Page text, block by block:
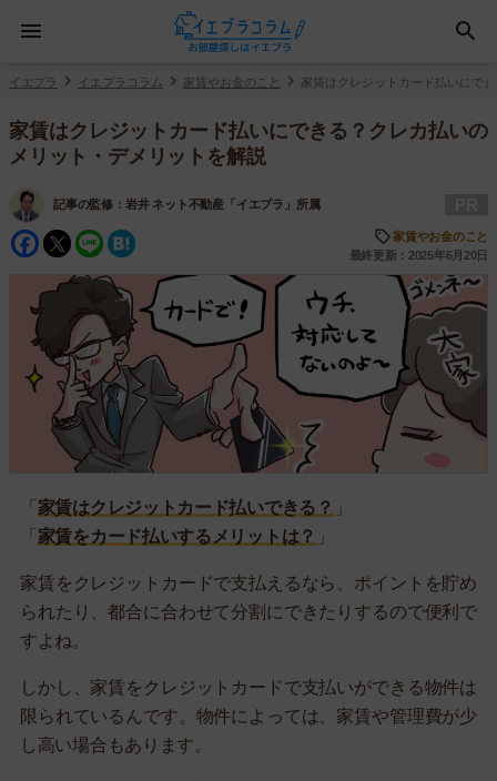
イエプラ イエプラコラム 家賃やお金のこと 家賃はクレジットカード払いにで
家賃はクレジットカード払いにできる？クレカ払いの
メリット・デメリットを解説
記事の監修： 岩井 ネット不動産「イエプラ」所属
Facebook
Twitter
Line
家賃やお金のこと
最終更新：2025年6月20日
「 家賃はクレジットカード払いできる？ 」
「 家賃をカード払いするメリットは？ 」
家賃をクレジットカードで支払えるなら、ポイントを貯め
られたり、都合に合わせて分割にできたりするので便利で
すよね。
しかし、家賃をクレジットカードで支払いができる物件は
限られているんです。物件によっては、家賃や管理費が少
し高い場合もあります。